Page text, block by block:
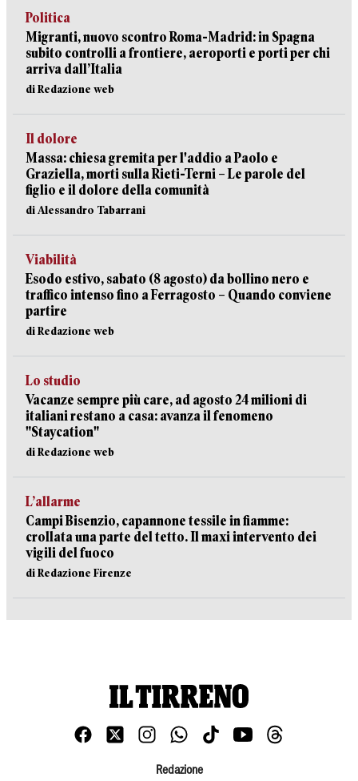
Politica
Migranti, nuovo scontro Roma-Madrid: in Spagna
subito controlli a frontiere, aeroporti e porti per chi
arriva dall’Italia
di Redazione web
Il dolore
Massa: chiesa gremita per l'addio a Paolo e
Graziella, morti sulla Rieti-Terni – Le parole del
figlio e il dolore della comunità
di Alessandro Tabarrani
Viabilità
Esodo estivo, sabato (8 agosto) da bollino nero e
traffico intenso fino a Ferragosto – Quando conviene
partire
di Redazione web
Lo studio
Vacanze sempre più care, ad agosto 24 milioni di
italiani restano a casa: avanza il fenomeno
"Staycation"
di Redazione web
L’allarme
Campi Bisenzio, capannone tessile in fiamme:
crollata una parte del tetto. Il maxi intervento dei
vigili del fuoco
di Redazione Firenze
Redazione